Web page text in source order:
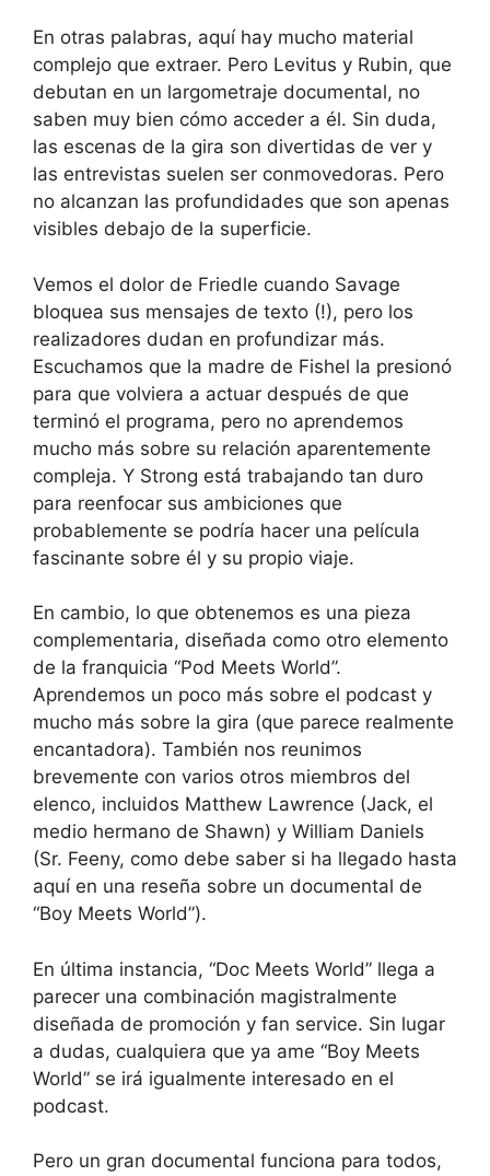
En otras palabras, aquí hay mucho material
complejo que extraer. Pero Levitus y Rubin, que
debutan en un largometraje documental, no
saben muy bien cómo acceder a él. Sin duda,
las escenas de la gira son divertidas de ver y
las entrevistas suelen ser conmovedoras. Pero
no alcanzan las profundidades que son apenas
visibles debajo de la superficie.
Vemos el dolor de Friedle cuando Savage
bloquea sus mensajes de texto (!), pero los
realizadores dudan en profundizar más.
Escuchamos que la madre de Fishel la presionó
para que volviera a actuar después de que
terminó el programa, pero no aprendemos
mucho más sobre su relación aparentemente
compleja. Y Strong está trabajando tan duro
para reenfocar sus ambiciones que
probablemente se podría hacer una película
fascinante sobre él y su propio viaje.
En cambio, lo que obtenemos es una pieza
complementaria, diseñada como otro elemento
de la franquicia “Pod Meets World”.
Aprendemos un poco más sobre el podcast y
mucho más sobre la gira (que parece realmente
encantadora). También nos reunimos
brevemente con varios otros miembros del
elenco, incluidos Matthew Lawrence (Jack, el
medio hermano de Shawn) y William Daniels
(Sr. Feeny, como debe saber si ha llegado hasta
aquí en una reseña sobre un documental de
“Boy Meets World”).
En última instancia, “Doc Meets World” llega a
parecer una combinación magistralmente
diseñada de promoción y fan service. Sin lugar
a dudas, cualquiera que ya ame “Boy Meets
World” se irá igualmente interesado en el
podcast.
Pero un gran documental funciona para todos,